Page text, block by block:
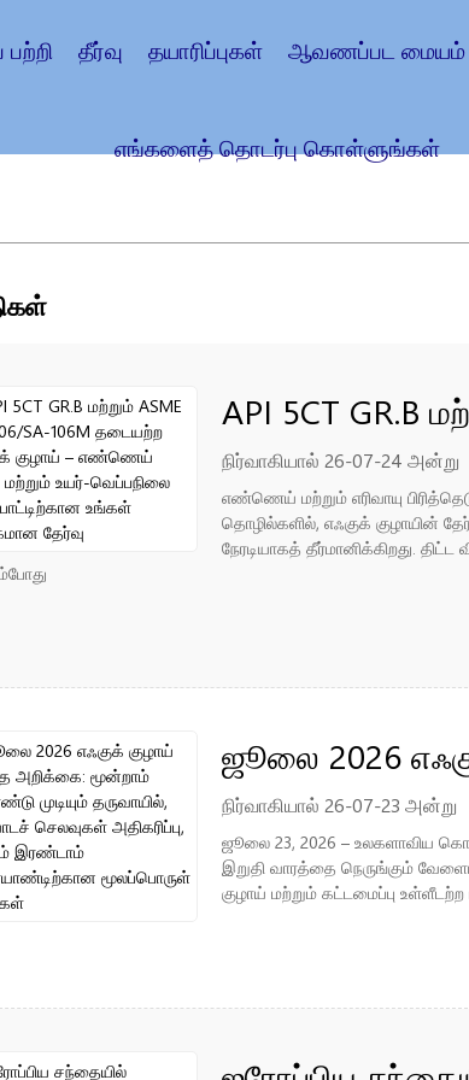
தீர்வு தயாரிப்புகள் ஆவணப்பட மையம்
எங்களைத் தொடர்பு கொள்ளுங்கள்
API 5CT GR.B
தடையற்ற
உயர்-
தேர்வு
நிர்வாகியால் 26-07-24 அன்று
எண்ணெய் மற்றும் எரிவாயு
தொழில்களில், எஃகுக் குழாயின்
நேரடியாகத் தீர்மானிக்கிறது. திட்ட
ஜூலை 2026
மூன்றாம்
செலவுகள்
நிர்வாகியால் 26-07-23 அன்று
ஜூலை 23, 2026 – உலகளாவிய
இறுதி வாரத்தை நெருங்கும்
குழாய் மற்றும் கட்டமைப்பு உள்ளீடற்ற